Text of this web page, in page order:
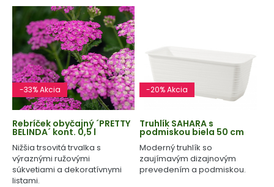
-33% Akcia
Rebríček obyčajný ´PRETTY
BELINDA´ kont. 0,5 l
Nižšia trsovitá trvalka s
výraznými ružovými
súkvetiami a dekoratívnymi
listami.
-20% Akcia
Truhlík SAHARA s
podmiskou biela 50 cm
Moderný truhlík so
zaujímavým dizajnovým
prevedením a podmiskou.